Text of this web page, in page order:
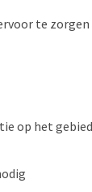
te
op het